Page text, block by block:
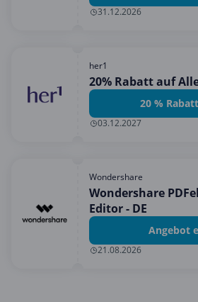
31.12.2026
her1
20% Rabatt auf
20 %
03.12.2027
Wondershare
Wondershare
Editor - DE
Angebot
21.08.2026